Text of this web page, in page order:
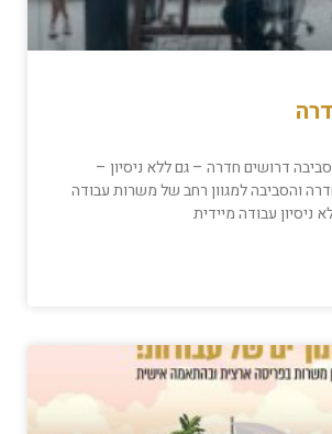
דרושים חדרה – גם ללא ניסיון –
והסביבה למגוון רחב של משרות עבודה
ניסיון עבודה מיידית